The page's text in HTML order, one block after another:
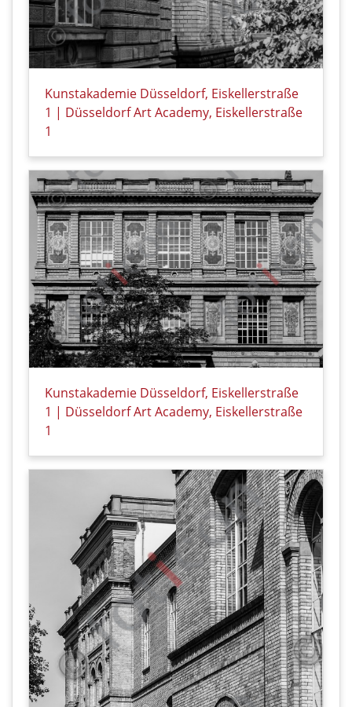
Kunstakademie Düsseldorf, Eiskellerstraße
1 | Düsseldorf Art Academy, Eiskellerstraße
1
Kunstakademie Düsseldorf, Eiskellerstraße
1 | Düsseldorf Art Academy, Eiskellerstraße
1